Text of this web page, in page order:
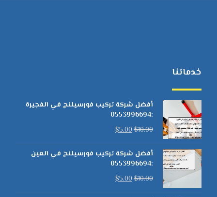
خدماتنا
أفضل شركة تركيب فورسيلنج في الفجيرة
:0553996694
$10.00
$5.00
أفضل شركة تركيب فورسيلنج في العين
:0553996694
$10.00
$5.00